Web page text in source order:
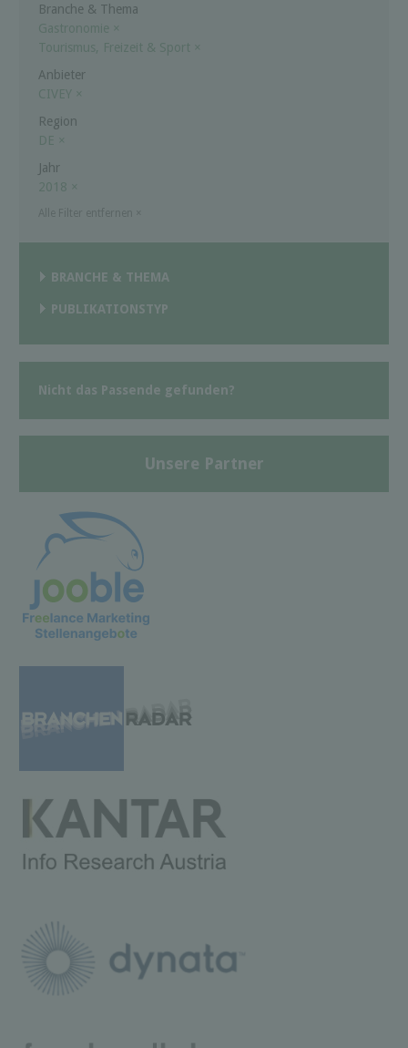
Branche & Thema
Gastronomie ×
Tourismus, Freizeit & Sport ×
Anbieter
CIVEY
×
Region
DE ×
Jahr
2018 ×
BRANCHE & THEMA
PUBLIKATIONSTYP
Nicht das Passende gefunden?
Unsere Partner